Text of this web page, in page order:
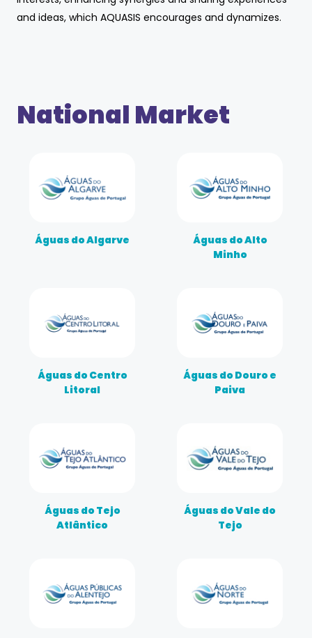
and ideas, which AQUASIS encourages and dynamizes.
National Market
Águas do Algarve
Águas do Alto
Minho
Águas do Centro
Litoral
Águas do Douro e
Paiva
Águas do Tejo
Atlântico
Águas do Vale do
Tejo